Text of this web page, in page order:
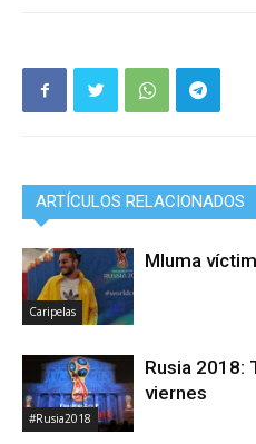
ARTÍCULOS RELACIONADOS
Caripelas
Mluma
#Rusia2018
Rusia 2018:
viernes